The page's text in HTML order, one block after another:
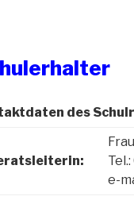
des
e-